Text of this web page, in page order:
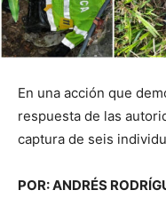
En una acción que
respuesta de las
captura de seis
POR: ANDRÉS